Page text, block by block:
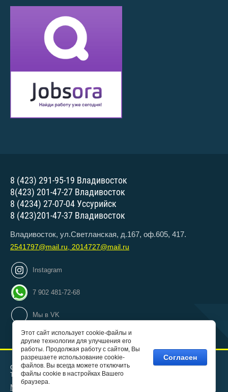
8 (423) 291-95-19 Владивосток
8(423) 201-47-27 Владивосток
8 (4234) 27-07-04 Уссурийск
8 (423)201-47-37 Владивосток
Владивосток, ул.Светланская, д.167, оф.605, 417.
2541797@mail.ru, 2014727@mail.ru
Instagram
7 902 481-72-68
Мы в VK
Copyright © 2015 - 2026
Тихоокеанский институт дополнительного образования
Мегагрупп.ру
Этот сайт использует cookie-файлы и
другие технологии для улучшения его
работы. Продолжая работу с сайтом, Вы
разрешаете использование cookie-
файлов. Вы всегда можете отключить
файлы cookie в настройках Вашего
браузера.
Согласен